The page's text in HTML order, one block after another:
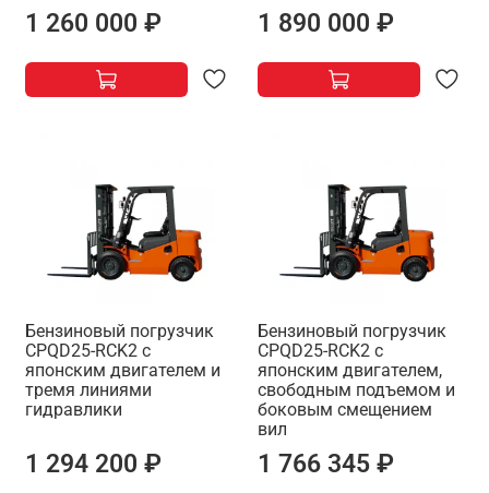
1 260 000 ₽ 1 890 000 ₽
Бензиновый погрузчик
CPQD25-RCK2 с
японским двигателем и
тремя линиями
гидравлики
1 294 200 ₽
Бензиновый погрузчик
CPQD25-RCK2 с
японским двигателем,
свободным подъемом и
боковым смещением
вил
1 766 345 ₽